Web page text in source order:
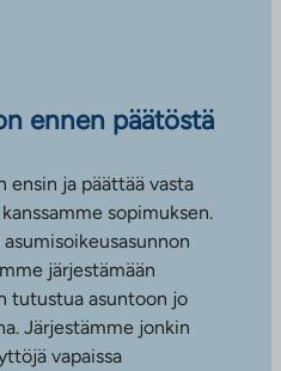
ennen päätöstä
ja päättää vasta
sopimuksen.
järjestämään
tutustua asuntoon jo
Järjestämme jonkin
vapaissa